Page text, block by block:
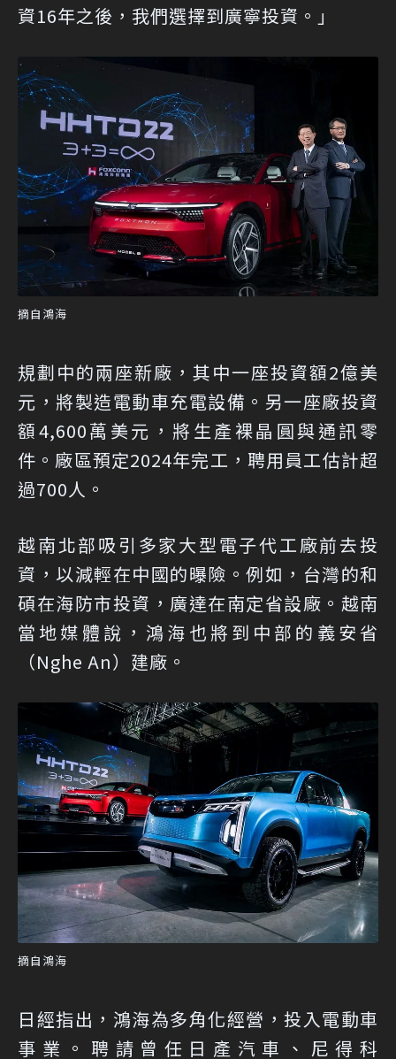
資16年之後，我們選擇到廣寧投資。」
摘自鴻海
規劃中的兩座新廠，其中一座投資額2億美
元，將製造電動車充電設備。另一座廠投資
額4,600萬美元，將生產裸晶圓與通訊零
件。廠區預定2024年完工，聘用員工估計超
過700人。
越南北部吸引多家大型電子代工廠前去投
資，以減輕在中國的曝險。例如，台灣的和
碩在海防市投資，廣達在南定省設廠。越南
當地媒體說，鴻海也將到中部的義安省
（Nghe An）建廠。
摘自鴻海
日經指出，鴻海為多角化經營，投入電動車
事業。聘請曾任日產汽車、尼得科